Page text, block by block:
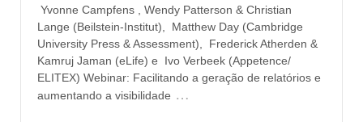
Yvonne Campfens , Wendy Patterson & Christian
Lange (Beilstein-Institut), Matthew Day (Cambridge
University Press & Assessment), Frederick Atherden &
Kamruj Jaman (eLife) e Ivo Verbeek (Appetence/
ELITEX) Webinar: Facilitando a geração de relatórios e
aumentando a visibilidade …